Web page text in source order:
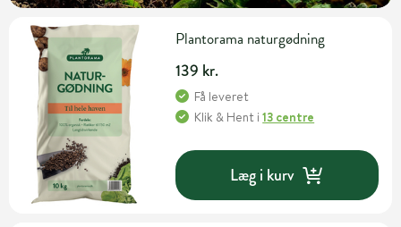
Plantorama naturgødning
139 kr.
Få leveret
Klik & Hent i13 centre
Læg i kurv